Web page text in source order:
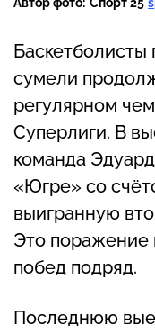
сумели
регулярном
Суперлиги. В
команда
«Югре» со
выигранную
Это поражение
побед подряд.
Последнюю